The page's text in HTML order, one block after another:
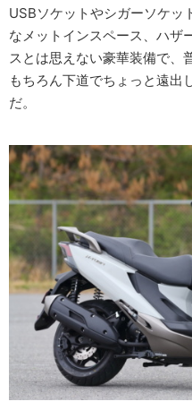
USBソケットやシガーソケッ
なメットインスペース、ハザ
スとは思えない豪華装備で、
もちろん下道でちょっと遠出
だ。